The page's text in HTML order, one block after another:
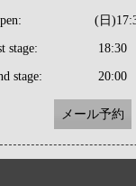
(日
stage: 18:30
stage: 20:00
メール予約